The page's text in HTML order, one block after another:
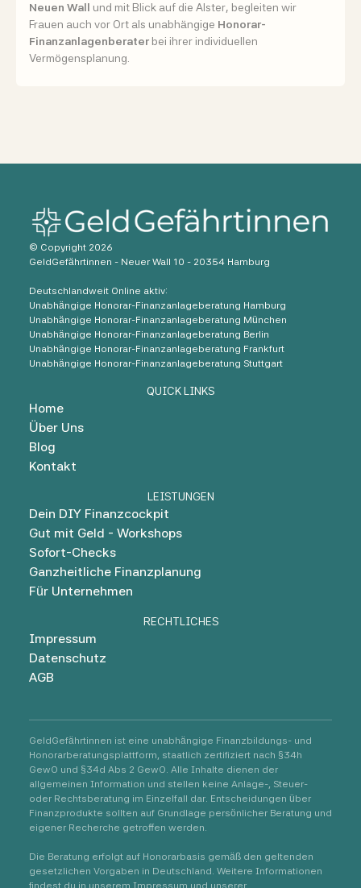
Neuen Wall und mit Blick auf die Alster, begleiten wir
Frauen auch vor Ort als unabhängige Honorar-
Finanzanlagenberater bei ihrer individuellen
Vermögensplanung.
© Copyright 2026
GeldGefährtinnen - Neuer Wall 10 - 20354 Hamburg
Deutschlandweit Online aktiv:
Unabhängige Honorar-Finanzanlageberatung Hamburg
Unabhängige Honorar-Finanzanlageberatung München
Unabhängige Honorar-Finanzanlageberatung Berlin
Unabhängige Honorar-Finanzanlageberatung Frankfurt
Unabhängige Honorar-Finanzanlageberatung Stuttgart
QUICK LINKS
Home
Über Uns
Blog
Kontakt
LEISTUNGEN
Dein DIY Finanzcockpit
Gut mit Geld - Workshops
Sofort-Checks
Ganzheitliche Finanzplanung
Für Unternehmen
RECHTLICHES
Impressum
Datenschutz
AGB
GeldGefährtinnen ist eine unabhängige Finanzbildungs- und
Honorarberatungsplattform, staatlich zertifiziert nach §34h
GewO und §34d Abs 2 GewO. Alle Inhalte dienen der
allgemeinen Information und stellen keine Anlage-, Steuer-
oder Rechtsberatung im Einzelfall dar. Entscheidungen über
Finanzprodukte sollten auf Grundlage persönlicher Beratung und
eigener Recherche getroffen werden.
Die Beratung erfolgt auf Honorarbasis gemäß den geltenden
gesetzlichen Vorgaben in Deutschland. Weitere Informationen
findest du in unserem Impressum und unserer